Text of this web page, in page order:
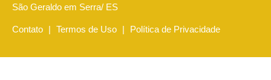
São Geraldo em Serra/ ES
Contato | Termos de Uso | Política de Privacidade